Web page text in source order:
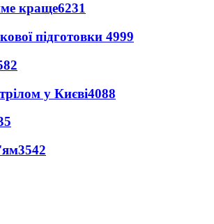
краще6231
підготовки 4999
у Києві4088
3542